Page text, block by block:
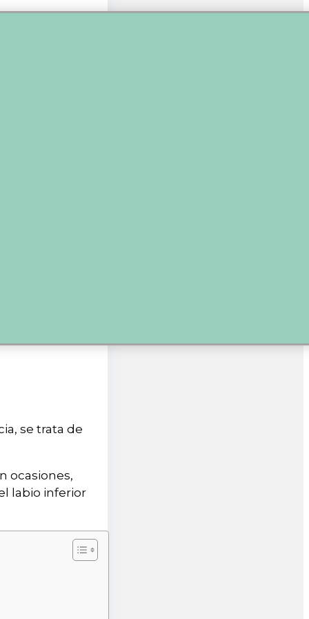
se trata de
ocasiones,
labio inferior